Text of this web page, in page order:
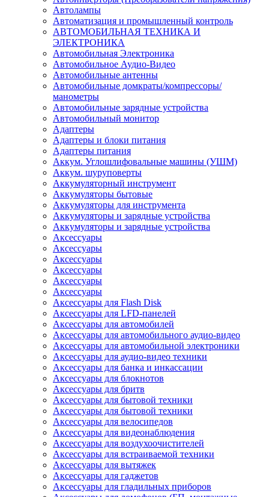
Автолампы
Автоматизация и промышленный контроль
АВТОМОБИЛЬНАЯ ТЕХНИКА И
ЭЛЕКТРОНИКА
Автомобильная Электроника
Автомобильное Аудио-Видео
Автомобильные антенны
Автомобильные домкраты/компрессоры/
манометры
Автомобильные зарядные устройства
Автомобильный монитор
Адаптеры
Адаптеры и блоки питания
Адаптеры питания
Аккум. Углошлифовальные машины (УШМ)
Аккум. шуруповерты
Аккумуляторный инструмент
Аккумуляторы бытовые
Аккумуляторы для инструмента
Аккумуляторы и зарядные устройства
Аккумуляторы и зарядные устройства
Аксессуары
Аксессуары
Аксессуары
Аксессуары
Аксессуары
Аксессуары
Аксессуары для Flash Disk
Аксессуары для LFD-панелей
Аксессуары для автомобилей
Аксессуары для автомобильного аудио-видео
Аксессуары для автомобильной электроники
Аксессуары для аудио-видео техники
Аксессуары для банка и инкассации
Аксессуары для блокнотов
Аксессуары для бритв
Аксессуары для бытовой техники
Аксессуары для бытовой техники
Аксессуары для велосипедов
Аксессуары для видеонаблюдения
Аксессуары для воздухоочистителей
Аксессуары для встраиваемой техники
Аксессуары для вытяжек
Аксессуары для гаджетов
Аксессуары для гладильных приборов